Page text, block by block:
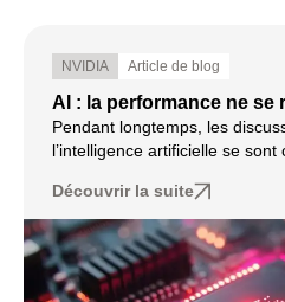
NVIDIA Article de blog
AI : la performance ne se
Pendant longtemps, les
l’intelligence artificielle se sont
Découvrir la suite